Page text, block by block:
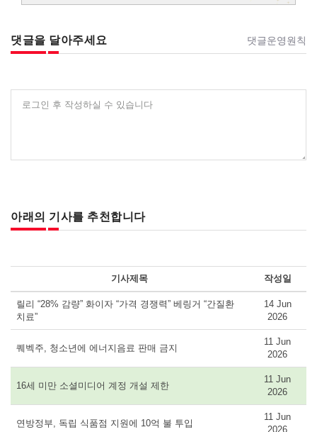
댓글을 달아주세요 댓글운영원칙
로그인 후 작성하실 수 있습니다
아래의 기사를 추천합니다
기사제목 작성일
릴리 “28% 감량” 화이자 “가격 경쟁력” 베링거 “간질환
치료”
14 Jun
2026
퀘벡주, 청소년에 에너지음료 판매 금지
11 Jun
2026
16세 미만 소셜미디어 계정 개설 제한
11 Jun
2026
연방정부, 독립 식품점 지원에 10억 불 투입
11 Jun
2026